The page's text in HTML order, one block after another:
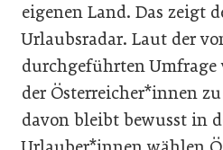
eigenen Land. Das zeigt
Urlaubsradar. Laut der
durchgeführten Umfrage
der Österreicher*innen
davon bleibt bewusst in